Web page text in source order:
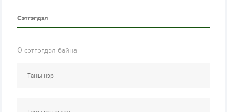
Сэтгэгдэл
0 сэтгэгдэл байна